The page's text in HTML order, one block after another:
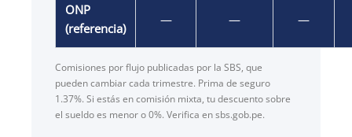
ONP
(referencia)
— — —
Comisiones por flujo publicadas por la SBS, que
pueden cambiar cada trimestre. Prima de seguro
1.37%. Si estás en comisión mixta, tu descuento sobre
el sueldo es menor o 0%. Verifica en sbs.gob.pe.